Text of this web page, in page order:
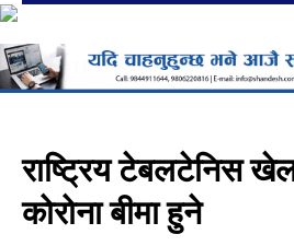
राष्ट्रिय टेबलटेनिस
कोरोना बीमा हुने